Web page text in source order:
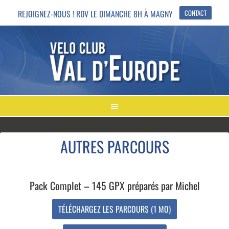
REJOIGNEZ-NOUS ! RDV LE DIMANCHE 8H À MAGNY CONTACT
AUTRES PARCOURS
Pack Complet – 145 GPX préparés par Michel